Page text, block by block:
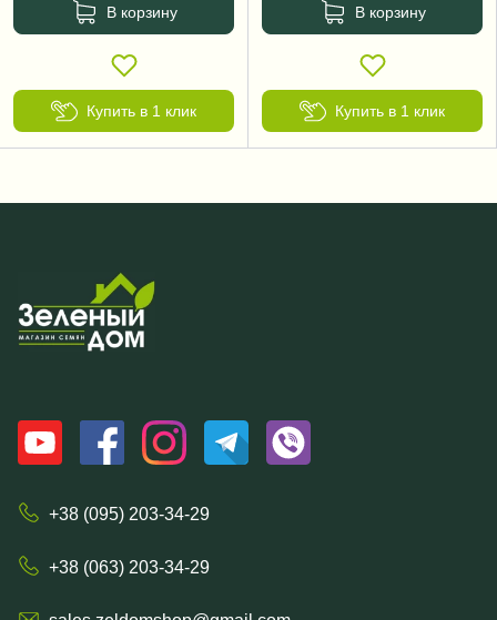
В корзину
Купить в 1 клик
В корзину
Купить в 1 клик
+38 (095) 203-34-29
+38 (063) 203-34-29